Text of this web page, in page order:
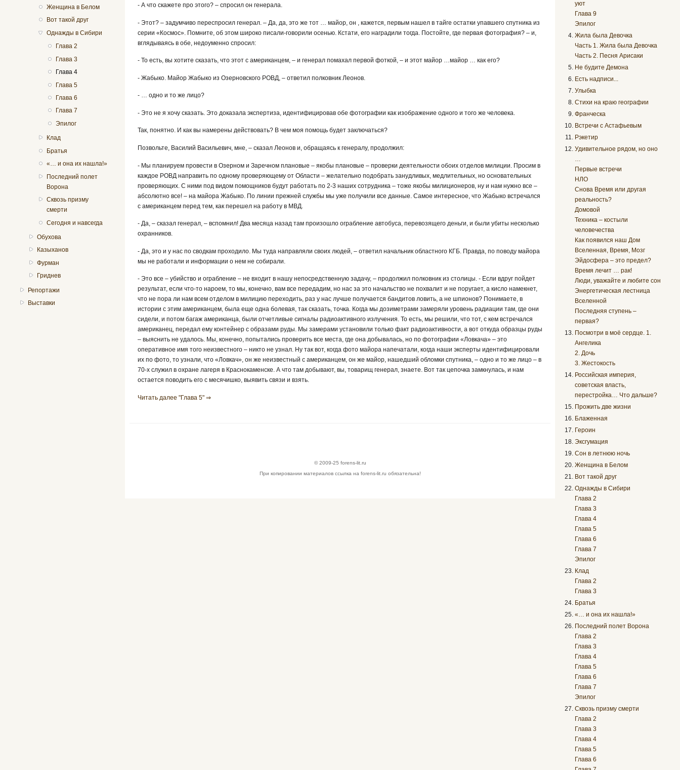
Женщина в Белом
Вот такой друг
Однажды в Сибири
Глава 2
Глава 3
Глава 4
Глава 5
Глава 6
Глава 7
Эпилог
Клад
Братья
«… и она их нашла!»
Последний полет
Ворона
Сквозь призму
смерти
Сегодня и навсегда
Обухова
Казыханов
Фурман
Гриднев
Репортажи
Выставки
- А что скажете про этого? – спросил он генерала.
- Этот? – задумчиво переспросил генерал. – Да, да, это же тот … майор, он , кажется, первым нашел в тайге остатки упавшего спутника из
серии «Космос». Помните, об этом широко писали-говорили осенью. Кстати, его наградили тогда. Постойте, где первая фотография? – и,
вглядываясь в обе, недоуменно спросил:
- То есть, вы хотите сказать, что этот с американцем, – и генерал помахал первой фоткой, – и этот майор …майор … как его?
- Жабыко. Майор Жабыко из Озерновского РОВД, – ответил полковник Леонов.
- … одно и то же лицо?
- Это не я хочу сказать. Это доказала экспертиза, идентифицировав обе фотографии как изображение одного и того же человека.
Так, понятно. И как вы намерены действовать? В чем моя помощь будет заключаться?
Позвольте, Василий Васильевич, мне, – сказал Леонов и, обращаясь к генералу, продолжил:
- Мы планируем провести в Озерном и Заречном плановые – якобы плановые – проверки деятельности обоих отделов милиции. Просим в
каждое РОВД направить по одному проверяющему от Области – желательно подобрать занудливых, медлительных, но основательных
проверяющих. С ними под видом помощников будут работать по 2-3 наших сотрудника – тоже якобы милиционеров, ну и нам нужно все –
абсолютно все! – на майора Жабыко. По линии прежней службы мы уже получили все данные. Самое интересное, что Жабыко встречался
с американцем перед тем, как перешел на работу в МВД.
- Да, – сказал генерал, – вспомнил! Два месяца назад там произошло ограбление автобуса, перевозящего деньги, и были убиты несколько
охранников.
- Да, это и у нас по сводкам проходило. Мы туда направляли своих людей, – ответил начальник областного КГБ. Правда, по поводу майора
мы не работали и информации о нем не собирали.
- Это все – убийство и ограбление – не входит в нашу непосредственную задачу, – продолжил полковник из столицы. - Если вдруг пойдет
результат, если что-то нароем, то мы, конечно, вам все передадим, но нас за это начальство не похвалит и не поругает, а кисло намекнет,
что не пора ли нам всем отделом в милицию переходить, раз у нас лучше получается бандитов ловить, а не шпионов? Понимаете, в
истории с этим американцем, была еще одна болевая, так сказать, точка. Когда мы дозиметрами замеряли уровень радиации там, где они
сидели, и потом багаж американца, были отчетливые сигналы радиоактивного излучения. То есть, мы решили, что тот, с кем встречался
американец, передал ему контейнер с образами руды. Мы замерами установили только факт радиоактивности, а вот откуда образцы руды
– выяснить не удалось. Мы, конечно, попытались проверить все места, где она добывалась, но по фотографии «Ловкача» – это
оперативное имя того неизвестного – никто не узнал. Ну так вот, когда фото майора напечатали, когда наши эксперты идентифицировали
их по фото, то узнали, что «Ловкач», он же неизвестный с американцем, он же майор, нашедший обломки спутника, – одно и то же лицо – в
70-х служил в охране лагеря в Краснокаменске. А что там добывают, вы, товарищ генерал, знаете. Вот так цепочка замкнулась, и нам
остается поводить его с месячишко, выявить связи и взять.
Читать далее "Глава 5" ⇒
© 2009-25 forens-lit.ru
При копировании материалов ссылка на forens-lit.ru обязательна!
уют
Глава 9
Эпилог
Жила была Девочка
Часть 1. Жила была Девочка
Часть 2. Песня Арисаки
Не будите Демона
Есть надписи...
Улыбка
Стихи на краю географии
Франческа
Встречи с Астафьевым
Рэкетир
Удивительное рядом, но оно
…
Первые встречи
НЛО
Снова Время или другая
реальность?
Домовой
Техника – костыли
человечества
Как появился наш Дом
Вселенная, Время, Мозг
Эйдосфера – это предел?
Время лечит … рак!
Люди, уважайте и любите сон
Энергетическая лестница
Вселенной
Последняя ступень –
первая?
Посмотри в моё сердце. 1.
Ангелика
2. Дочь
3. Жестокость
Российская империя,
советская власть,
перестройка… Что дальше?
Прожить две жизни
Блаженная
Героин
Эксгумация
Сон в летнюю ночь
Женщина в Белом
Вот такой друг
Однажды в Сибири
Глава 2
Глава 3
Глава 4
Глава 5
Глава 6
Глава 7
Эпилог
Клад
Глава 2
Глава 3
Братья
«… и она их нашла!»
Последний полет Ворона
Глава 2
Глава 3
Глава 4
Глава 5
Глава 6
Глава 7
Эпилог
Сквозь призму смерти
Глава 2
Глава 3
Глава 4
Глава 5
Глава 6